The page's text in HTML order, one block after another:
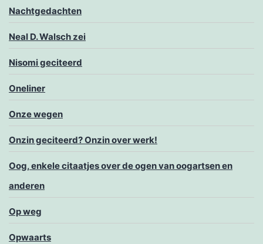
Nachtgedachten
Neal D. Walsch zei
Nisomi geciteerd
Oneliner
Onze wegen
Onzin geciteerd? Onzin over werk!
Oog, enkele citaatjes over de ogen van oogartsen en
anderen
Op weg
Opwaarts